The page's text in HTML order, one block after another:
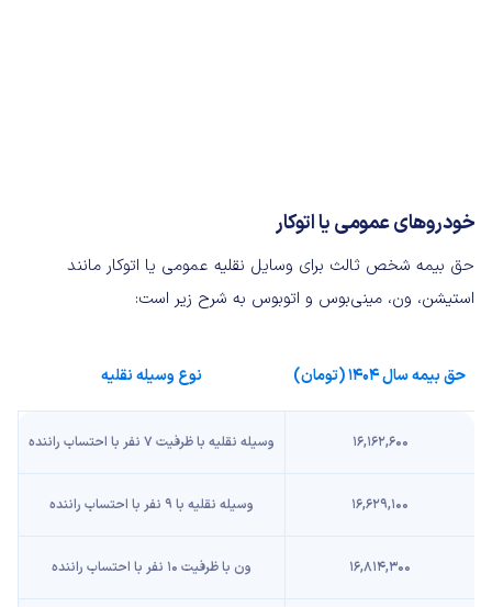
خودروهای عمومی یا اتوکار
حق بیمه شخص ثالث برای وسایل نقلیه عمومی یا اتوکار مانند
استیشن، ون، مینی‌بوس و اتوبوس به شرح زیر است:
حق بیمه سال ۱۴۰۴ (تومان) نوع وسیله نقلیه
۱۶,۱۶۲,۶۰۰ وسیله نقلیه با ظرفیت ۷ نفر با احتساب راننده
۱۶,۶۲۹,۱۰۰ وسیله نقلیه با ۹ نفر با احتساب راننده
۱۶,۸۱۴,۳۰۰ ون با ظرفیت ۱۰ نفر با احتساب راننده